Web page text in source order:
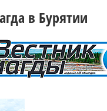
в Бурятии